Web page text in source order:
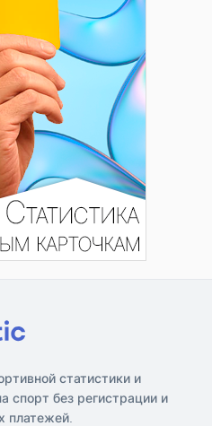
статистики и
спорт без регистрации и
платежей.